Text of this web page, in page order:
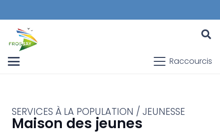
Raccourcis
SERVICES À LA POPULATION / JEUNESSE
Maison des jeunes